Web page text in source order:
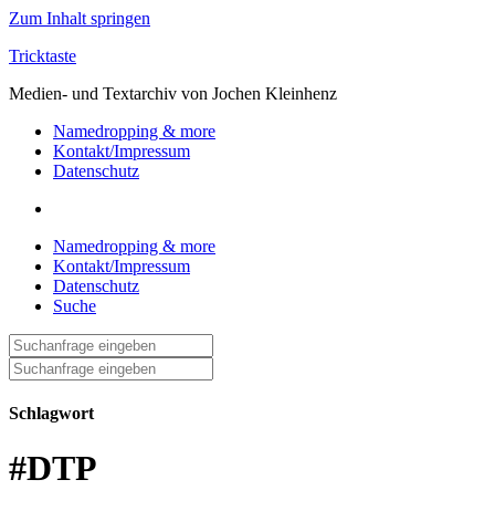
Zum Inhalt springen
Tricktaste
Medien- und Textarchiv von Jochen Kleinhenz
Namedropping & more
Kontakt/Impressum
Datenschutz
Namedropping & more
Kontakt/Impressum
Datenschutz
Suche
Suche
nach:
Suche
nach:
Schlagwort
#DTP